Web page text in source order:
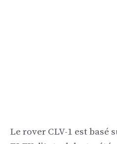
Le rover CLV-1 est basé